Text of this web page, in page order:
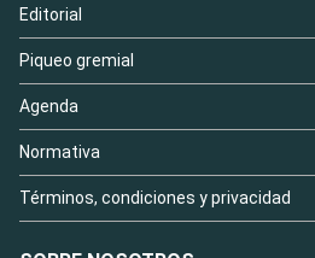
Editorial
Piqueo gremial
Agenda
Normativa
Términos, condiciones y privacidad